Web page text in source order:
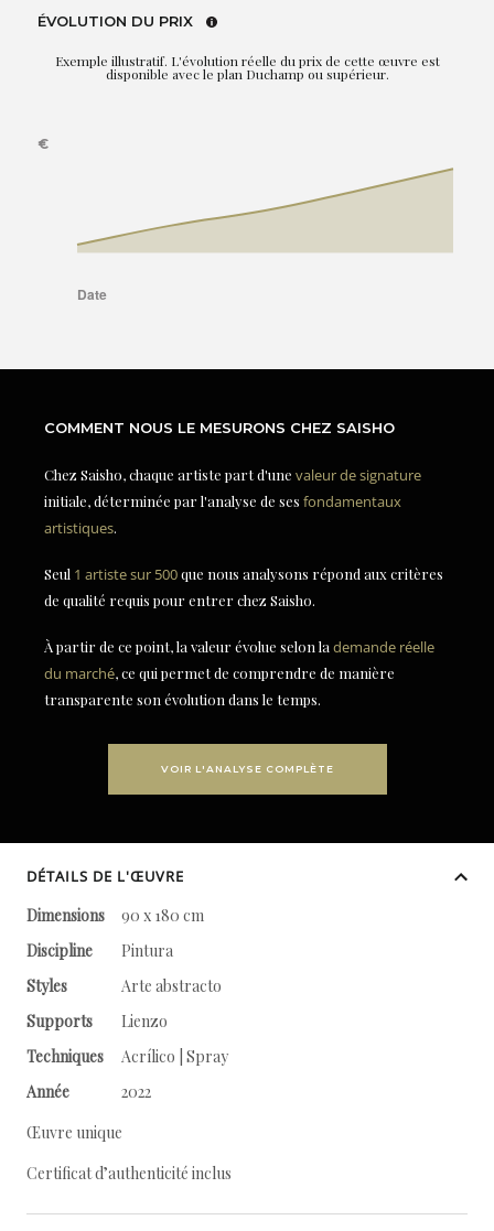
ÉVOLUTION DU PRIX
Exemple illustratif. L'évolution réelle du prix de cette œuvre est
disponible avec le plan Duchamp ou supérieur.
COMMENT NOUS LE MESURONS CHEZ SAISHO
Chez Saisho, chaque artiste part d'une valeur de signature
initiale, déterminée par l'analyse de ses fondamentaux
artistiques.
Seul 1 artiste sur 500que nous analysons répond aux critères
de qualité requis pour entrer chez Saisho.
À partir de ce point, la valeur évolue selon la demande réelle
du marché, ce qui permet de comprendre de manière
transparente son évolution dans le temps.
VOIR L'ANALYSE COMPLÈTE
DÉTAILS DE L'ŒUVRE
Dimensions
90 x 180 cm
Discipline
Pintura
Styles
Arte abstracto
Supports
Lienzo
Techniques
Acrílico | Spray
Année
2022
Œuvre unique
Certificat d’authenticité inclus